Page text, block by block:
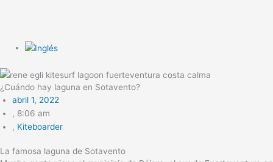
¿Cuándo hay laguna en Sotavento?
abril 1, 2022
, 8:06 am
, Kiteboarder
La famosa laguna de Sotavento